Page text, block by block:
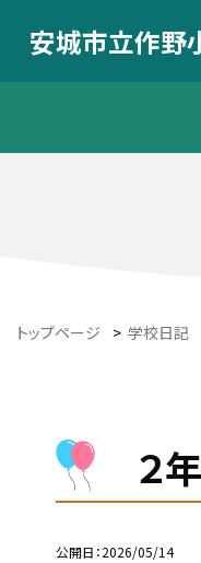
安城市立作野
トップページ > 学校日記
２
公開日 2026/05/14